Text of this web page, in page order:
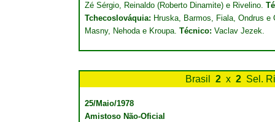
Zé Sérgio, Reinaldo (Roberto Dinamite) e Rivelino.
Tchecoslováquia: Hruska, Barmos, Fiala, Ondrus
Masny, Nehoda e Kroupa. Técnico: Vaclav Jezek.
Brasil 2 x 2 Sel.
25/Maio/1978
Amistoso Não-Oficial